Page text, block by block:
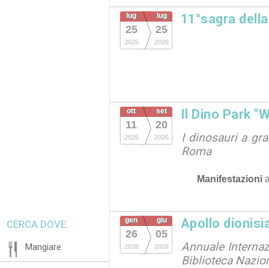
lug
25
2025
lug
25
2026
11°sagra
ott
11
2025
set
20
2026
Il Dino Park
I dinosauri a
Roma
Manifestazioni
gen
26
2026
giu
05
2026
Apollo
Annuale
Biblioteca
CERCA DOVE:
Mangiare